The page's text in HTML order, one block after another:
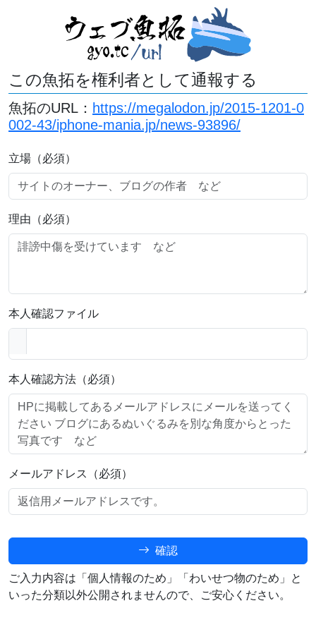
この魚拓を権利者として通報する
魚拓のURL： https://megalodon.jp/2015-1201-0
002-43/iphone-mania.jp/news-93896/
立場（必須）
理由（必須）
本人確認ファイル
本人確認方法（必須）
メールアドレス（必須）
確認
ご入力内容は「個人情報のため」「わいせつ物のため」と
いった分類以外公開されませんので、ご安心ください。